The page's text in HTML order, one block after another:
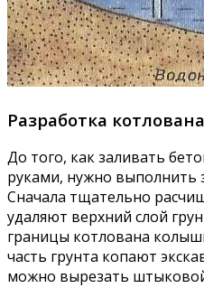
Разработка котлована
До того, как заливать
руками, нужно выполнить
Сначала тщательно
удаляют верхний слой
границы котлована
часть грунта копают
можно вырезать